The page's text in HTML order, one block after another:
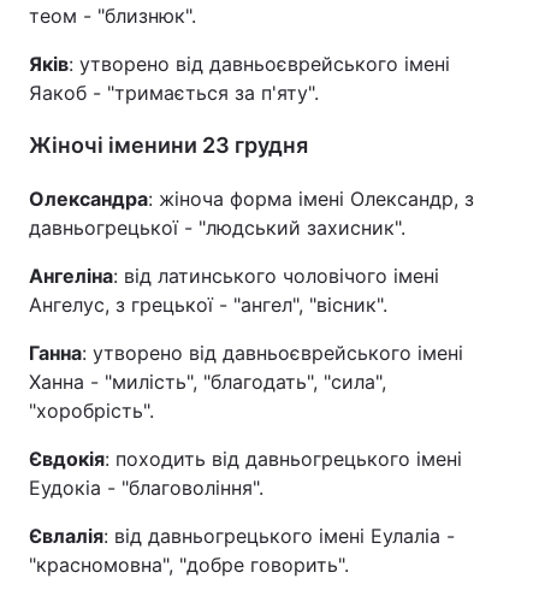
теом - "близнюк".
Яків: утворено від давньоєврейського імені
Яакоб - "тримається за п'яту".
Жіночі іменини 23 грудня
Олександра: жіноча форма імені Олександр, з
давньогрецької - "людський захисник".
Ангеліна: від латинського чоловічого імені
Ангелус, з грецької - "ангел", "вісник".
Ганна: утворено від давньоєврейського імені
Ханна - "милість", "благодать", "сила",
"хоробрість".
Євдокія: походить від давньогрецького імені
Еудокіа - "благовоління".
Євлалія: від давньогрецького імені Еулаліа -
"красномовна", "добре говорить".